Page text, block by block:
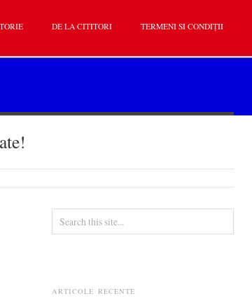
DE LA CITITORI TERMENI SI CONDIȚII
ARTICOLE RECENTE